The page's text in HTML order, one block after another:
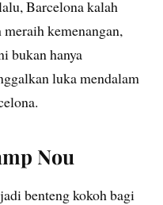
Barcelona kalah
kemenangan,
bukan hanya
luka mendalam
Nou
benteng kokoh bagi